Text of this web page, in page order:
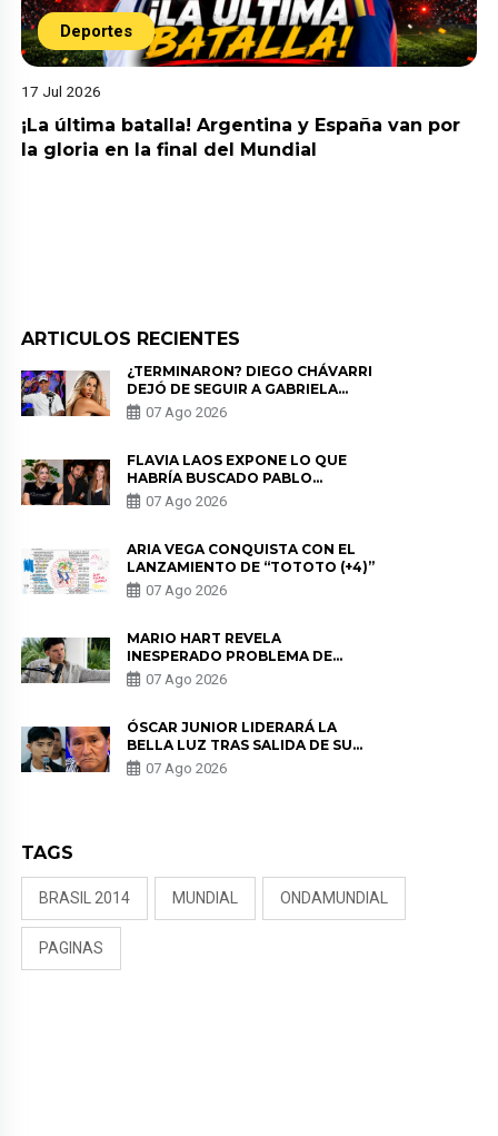
Deportes
17 Jul 2026
¡La última batalla! Argentina y España van por
la gloria en la final del Mundial
ARTICULOS RECIENTES
¿TERMINARON? DIEGO CHÁVARRI
DEJÓ DE SEGUIR A GABRIELA
HERRERA Y ANUNCIA SU SALIDA
DE PÓDCAST
07 Ago 2026
FLAVIA LAOS EXPONE LO QUE
HABRÍA BUSCADO PABLO
HEREDIA CON ALE FULLER: “UNA
DE LAS PARTES QUERÍA EL
07 Ago 2026
ARIA VEGA CONQUISTA CON EL
LANZAMIENTO DE “TOTOTO (+4)”
07 Ago 2026
MARIO HART REVELA
INESPERADO PROBLEMA DE
SALUD ANTES DE SEPARARSE DE
KORINA: “ME ENCONTRARON UN
07 Ago 2026
ÓSCAR JUNIOR LIDERARÁ LA
BELLA LUZ TRAS SALIDA DE SU
PADRE POR POLÉMICA CON
NALDY SALDAÑA
07 Ago 2026
TAGS
BRASIL 2014 MUNDIAL ONDAMUNDIAL
PAGINAS